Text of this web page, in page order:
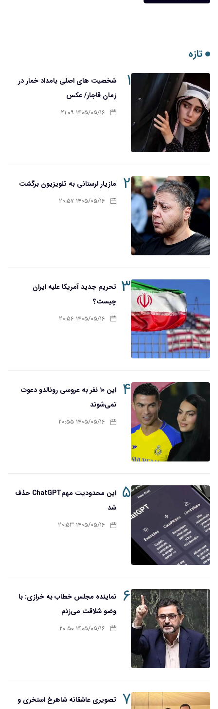
تازه
۱
شخصیت های اصلی بامداد خمار در
زمان قاجار/ عکس
۱۴۰۵/۰۵/۱۶ ۲۱:۰۹
۲ مازیار لرستانی به تلویزیون برگشت
۱۴۰۵/۰۵/۱۶ ۲۰:۵۷
۳ تحریم‌ جدید آمریکا علیه ایران
چیست؟
۱۴۰۵/۰۵/۱۶ ۲۰:۵۶
۴
این ۱۰ نفر به عروسی رونالدو دعوت
نمی‌شوند
۱۴۰۵/۰۵/۱۶ ۲۰:۵۵
۵
این محدودیت مهمChatGPT حذف
شد
۱۴۰۵/۰۵/۱۶ ۲۰:۵۳
۶
نماینده مجلس خطاب به خرازی: با
وضو شلاقت می‌زنم
۱۴۰۵/۰۵/۱۶ ۲۰:۵۰
۷
تصویری عاشقانه شاهرخ استخری و